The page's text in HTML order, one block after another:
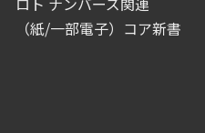
（紙/一部電子）コア新書